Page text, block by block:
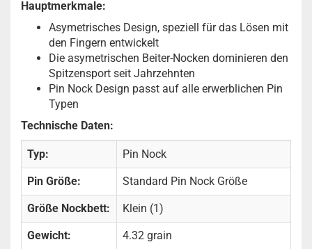
Hauptmerkmale:
Asymetrisches Design, speziell für das Lösen mit
den Fingern entwickelt
Die asymetrischen Beiter-Nocken dominieren den
Spitzensport seit Jahrzehnten
Pin Nock Design passt auf alle erwerblichen Pin
Typen
Technische Daten:
Typ: Pin Nock
Pin Größe: Standard Pin Nock Größe
Größe Nockbett: Klein (1)
Gewicht: 4.32 grain